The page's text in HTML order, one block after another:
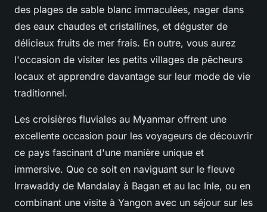
des plages de sable blanc immaculées, nager dans
des eaux chaudes et cristallines, et déguster de
délicieux fruits de mer frais. En outre, vous aurez
l'occasion de visiter les petits villages de pêcheurs
locaux et apprendre davantage sur leur mode de vie
traditionnel.
Les croisières fluviales au Myanmar offrent une
excellente occasion pour les voyageurs de découvrir
ce pays fascinant d'une manière unique et
immersive. Que ce soit en naviguant sur le fleuve
Irrawaddy de Mandalay à Bagan et au lac Inle, ou en
combinant une visite à Yangon avec un séjour sur les